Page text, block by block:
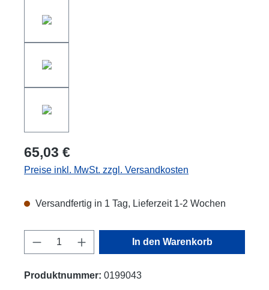
65,03 €
Preise inkl. MwSt. zzgl. Versandkosten
Versandfertig in 1 Tag, Lieferzeit 1-2 Wochen
Produkt Anzahl: Gib den gewünschten
In den Warenkorb
Produktnummer: 0199043